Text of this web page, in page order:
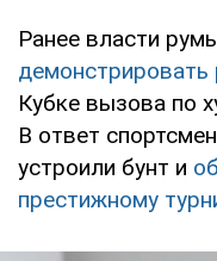
Ранее власти
Кубке вызова по
В ответ
устроили бунт и
престижному